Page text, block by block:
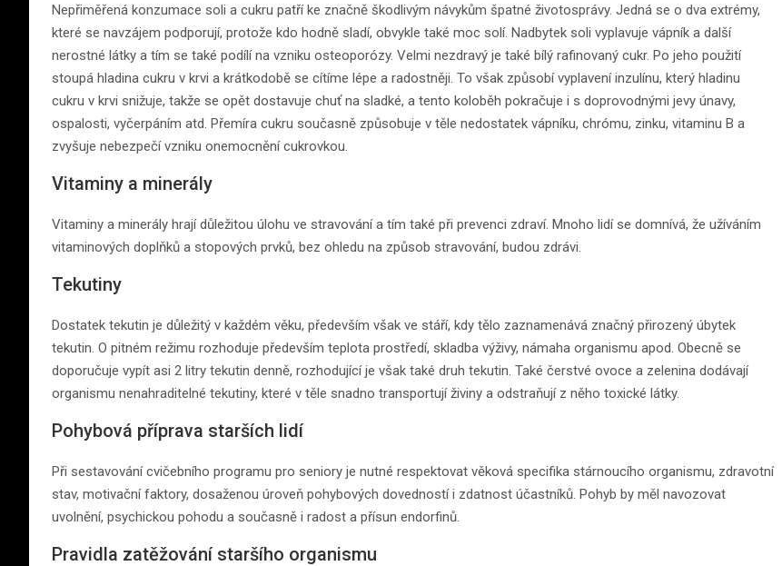
Nepřiměřená konzumace soli a cukru patří ke značně škodlivým návykům špatné životosprávy. Jedná se o dva extrémy,
které se navzájem podporují, protože kdo hodně sladí, obvykle také moc solí. Nadbytek soli vyplavuje vápník a další
nerostné látky a tím se také podílí na vzniku osteoporózy. Velmi nezdravý je také bílý rafinovaný cukr. Po jeho použití
stoupá hladina cukru v krvi a krátkodobě se cítíme lépe a radostněji. To však způsobí vyplavení inzulínu, který hladinu
cukru v krvi snižuje, takže se opět dostavuje chuť na sladké, a tento koloběh pokračuje i s doprovodnými jevy únavy,
ospalosti, vyčerpáním atd. Přemíra cukru současně způsobuje v těle nedostatek vápníku, chrómu, zinku, vitaminu B a
zvyšuje nebezpečí vzniku onemocnění cukrovkou.
Vitaminy a minerály
Vitaminy a minerály hrají důležitou úlohu ve stravování a tím také při prevenci zdraví. Mnoho lidí se domnívá, že užíváním
vitaminových doplňků a stopových prvků, bez ohledu na způsob stravování, budou zdrávi.
Tekutiny
Dostatek tekutin je důležitý v každém věku, především však ve stáří, kdy tělo zaznamenává značný přirozený úbytek
tekutin. O pitném režimu rozhoduje především teplota prostředí, skladba výživy, námaha organismu apod. Obecně se
doporučuje vypít asi 2 litry tekutin denně, rozhodující je však také druh tekutin. Také čerstvé ovoce a zelenina dodávají
organismu nenahraditelné tekutiny, které v těle snadno transportují živiny a odstraňují z něho toxické látky.
Pohybová příprava starších lidí
Při sestavování cvičebního programu pro seniory je nutné respektovat věková specifika stárnoucího organismu, zdravotní
stav, motivační faktory, dosaženou úroveň pohybových dovedností i zdatnost účastníků. Pohyb by měl navozovat
uvolnění, psychickou pohodu a současně i radost a přísun endorfinů.
Pravidla zatěžování staršího organismu